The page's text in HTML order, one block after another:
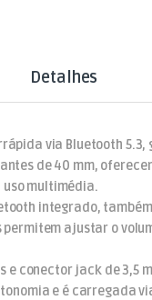
Detalhes
via Bluetooth
de 40 mm,
uso multimédia.
integrado,
ajustar o
conector jack de 3,5
e é carregada